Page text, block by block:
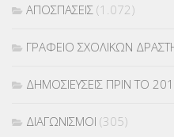
ΑΠΟΣΠΑΣΕΙΣ (1.072)
ΓΡΑΦΕΙΟ ΣΧΟΛΙΚΩΝ
ΔΗΜΟΣΙΕΥΣΕΙΣ ΠΡΙΝ ΤΟ
ΔΙΑΓΩΝΙΣΜΟΙ (305)